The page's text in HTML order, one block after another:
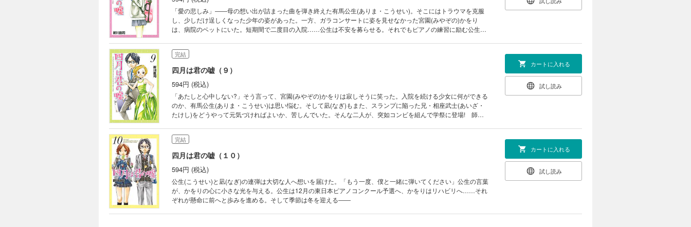
「愛の悲しみ」――母の想い出が詰まった曲を弾き終えた有馬公生(ありま・こうせい)。そこにはトラウマを克服
し、少しだけ逞しくなった少年の姿があった。一方、ガラコンサートに姿を見せなかった宮園(みやぞの)かをり
は、病院のベットにいた。短期間で二度目の入院……公生は不安を募らせる。それでもピアノの練習に励む公生
完結
四月は君の嘘（９）
594円 (税込)
「あたしと心中しない?」そう言って、宮園(みやぞの)かをりは寂しそうに笑った。入院を続ける少女に何ができる
のか、有馬公生(ありま・こうせい)は思い悩む。そして凪(なぎ)もまた、スランプに陥った兄・相座武士(あいざ・
たけし)をどうやって元気づければよいか、苦しんでいた。そんな二人が、突如コンビを組んで学祭に登場! 師弟
カートに入れる
試し読み
完結
四月は君の嘘（１０）
594円 (税込)
公生(こうせい)と凪(なぎ)の連弾は大切な人へ想いを届けた。「もう一度、僕と一緒に弾いてください」公生の言葉
が、かをりの心に小さな光を与える。公生は12月の東日本ピアノコンクール予選へ、かをりはリハビリへ……それ
ぞれが懸命に前へと歩みを進める。そして季節は冬を迎える――
カートに入れる
試し読み